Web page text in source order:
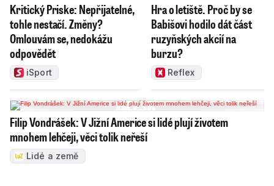
Kritický Priske: Nepřijatelné,
tohle nestačí. Změny?
Omlouvám se, nedokážu
odpovědět
iSport
Hra o letiště. Proč by se
Babišovi hodilo dát část
ruzyňských akcií na
burzu?
Reflex
Filip Vondrášek: V Jižní Americe si lidé plují životem
mnohem lehčeji, věci tolik neřeší
Lidé a země